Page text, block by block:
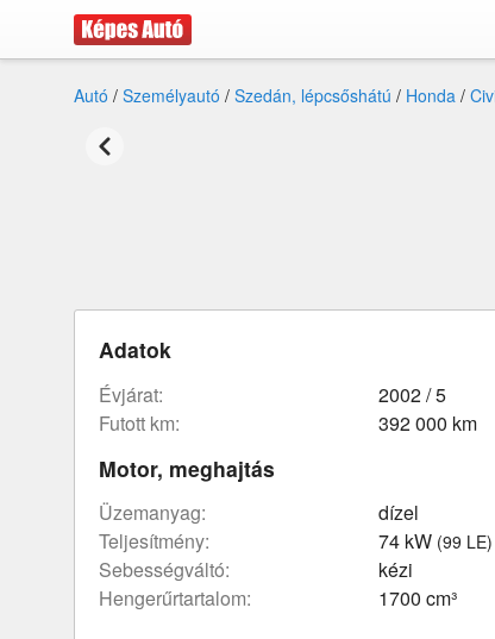
Autó / Személyautó / Szedán, lépcsőshátú / Honda /
Adatok
évjárat:
2002 / 5
futott km:
392 000 km
Motor, meghajtás
üzemanyag:
dízel
teljesítmény:
74 kW (99 LE)
sebességváltó:
kézi
hengerűrtartalom:
1700 cm³